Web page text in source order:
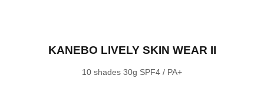
KANEBO LIVELY SKIN WEAR II
10 shades 30g SPF4 / PA+